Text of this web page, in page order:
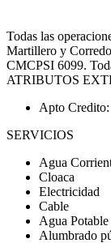
Todas las
Martillero y
CMCPSI 6099.
ATRIBUTOS
Apto Credito:
SERVICIOS
Agua
Cloaca
Electricidad
Cable
Agua Potable
Alumbrado